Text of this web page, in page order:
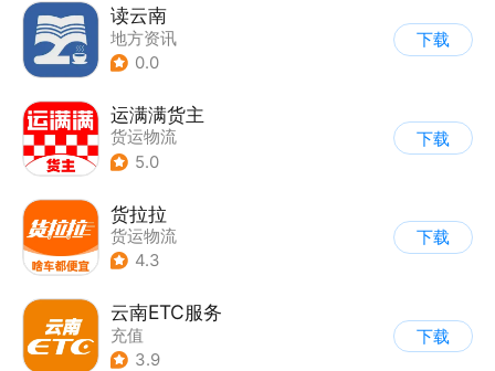
读云南
地方资讯
0.0
下载
运满满货主
货运物流
5.0
下载
货拉拉
货运物流
4.3
下载
云南ETC服务
充值
3.9
下载